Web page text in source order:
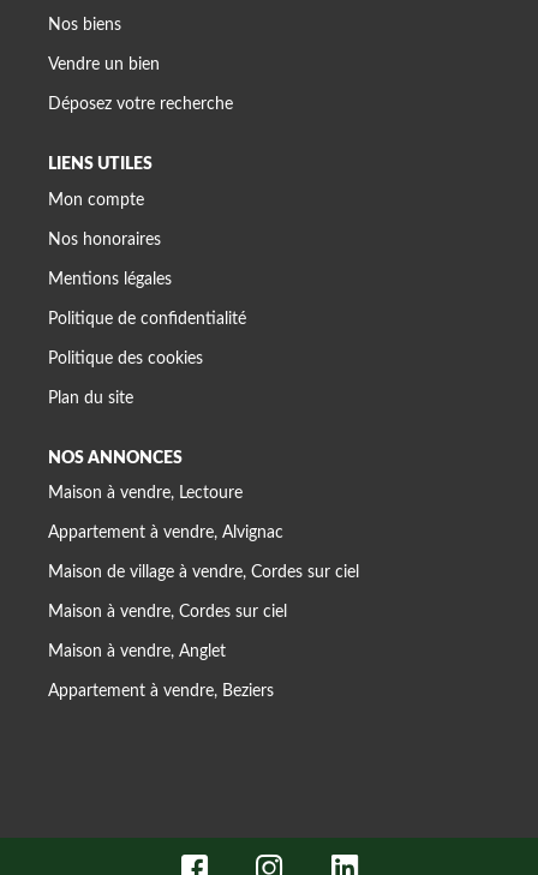
Nos biens
Vendre un bien
Déposez votre recherche
LIENS UTILES
Mon compte
Nos honoraires
Mentions légales
Politique de confidentialité
Politique des cookies
Plan du site
NOS ANNONCES
Maison à vendre, Lectoure
Appartement à vendre, Alvignac
Maison de village à vendre, Cordes sur ciel
Maison à vendre, Cordes sur ciel
Maison à vendre, Anglet
Appartement à vendre, Beziers